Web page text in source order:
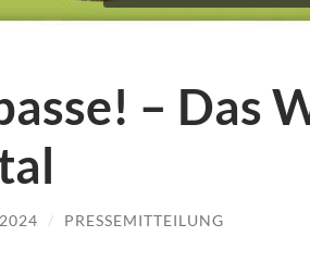
– Das
/ PRESSEMITTEILUNG